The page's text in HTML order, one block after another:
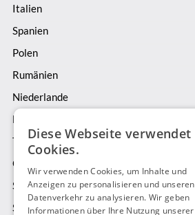
Italien
Spanien
Polen
Rumänien
Niederlande
Belgien
Tschechien
Österreich
Schweiz
Schweden
Diese Webseite verwendet
Cookies.
Wir verwenden Cookies, um Inhalte und
Anzeigen zu personalisieren und unseren
Datenverkehr zu analysieren. Wir geben
Informationen über Ihre Nutzung unserer